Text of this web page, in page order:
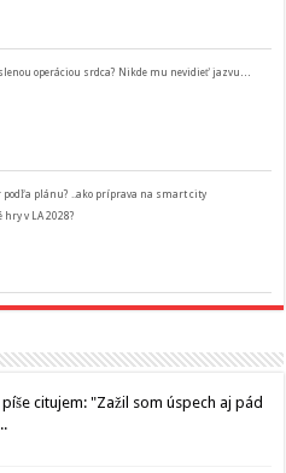
operáciou srdca? Nikde mu nevidieť jazvu…
podľa plánu? ..ako príprava na smart city
v LA 2028?
citujem: "Zažil som úspech aj pád